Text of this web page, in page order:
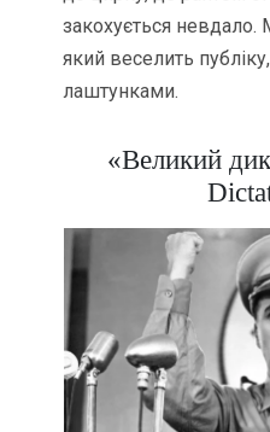
закохується невдало.
який веселить
лаштунками.
«Великий